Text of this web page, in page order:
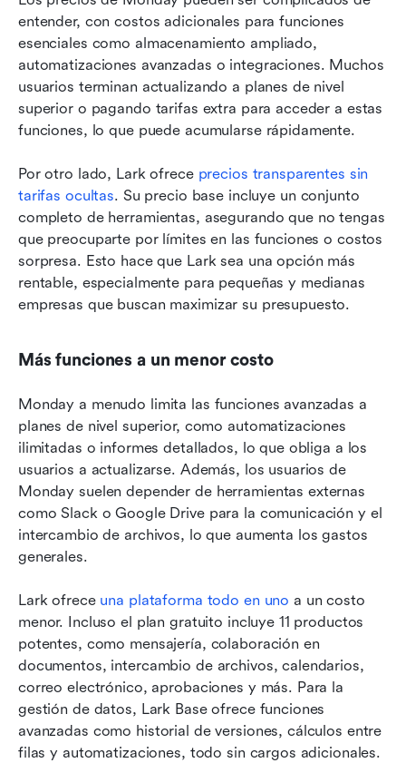
entender, con costos adicionales para funciones
esenciales como almacenamiento ampliado,
automatizaciones avanzadas o integraciones. Muchos
usuarios terminan actualizando a planes de nivel
superior o pagando tarifas extra para acceder a estas
funciones, lo que puede acumularse rápidamente.
Por otro lado, Lark ofrece precios transparentes sin
tarifas ocultas. Su precio base incluye un conjunto
completo de herramientas, asegurando que no tengas
que preocuparte por límites en las funciones o costos
sorpresa. Esto hace que Lark sea una opción más
rentable, especialmente para pequeñas y medianas
empresas que buscan maximizar su presupuesto.
Más funciones a un menor costo
Monday a menudo limita las funciones avanzadas a
planes de nivel superior, como automatizaciones
ilimitadas o informes detallados, lo que obliga a los
usuarios a actualizarse. Además, los usuarios de
Monday suelen depender de herramientas externas
como Slack o Google Drive para la comunicación y el
intercambio de archivos, lo que aumenta los gastos
generales.
Lark ofrece una plataforma todo en uno a un costo
menor. Incluso el plan gratuito incluye 11 productos
potentes, como mensajería, colaboración en
documentos, intercambio de archivos, calendarios,
correo electrónico, aprobaciones y más. Para la
gestión de datos, Lark Base ofrece funciones
avanzadas como historial de versiones, cálculos entre
filas y automatizaciones, todo sin cargos adicionales.